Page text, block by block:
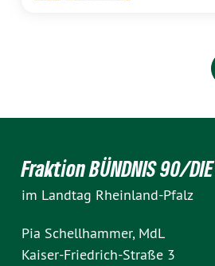
Fraktion BÜNDNIS 90/DIE
im Landtag Rheinland-Pfalz
Pia Schellhammer, MdL
Kaiser-Friedrich-Straße 3